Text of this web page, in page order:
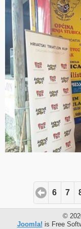
6 7
©
Joomla! is Free